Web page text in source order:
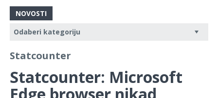
NOVOSTI
Statcounter
Statcounter: Microsoft